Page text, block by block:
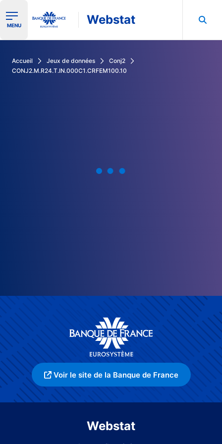
Ouvrir le menu de navigation
MENU Webstat
Accueil Jeux de données
Conj2
CONJ2.M.R24.T.IN.000C1.CRFEM100.10
Voir le site de la Banque de France
Webstat